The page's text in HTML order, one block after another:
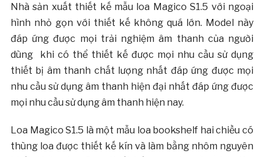
Nhà sản xuất thiết kế mẫu loa Magico S1.5 với ngoại
hình nhỏ gọn với thiết kế không quá lớn. Model này
đáp ứng được mọi trải nghiệm âm thanh của người
dùng khi có thể thiết kế được mọi nhu cầu sử dụng
thiết bị âm thanh chất lượng nhất đáp ứng được mọi
nhu cầu sử dụng âm thanh hiện đại nhất đáp ứng được
mọi nhu cầu sử dụng âm thanh hiện nay.
Loa Magico S1.5 là một mẫu loa bookshelf hai chiều có
thùng loa được thiết kế kín và làm bằng nhôm nguyên